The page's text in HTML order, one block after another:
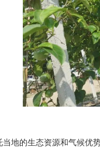
地的生态资源和气候优